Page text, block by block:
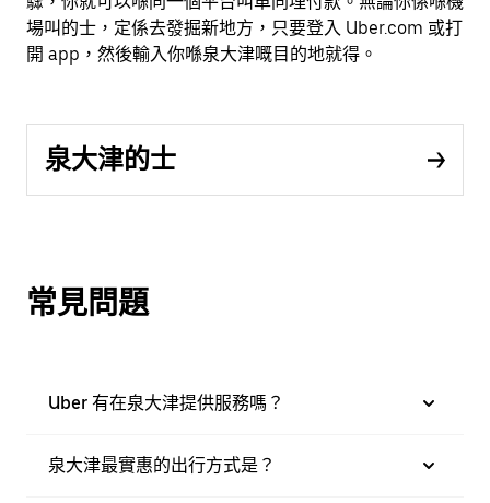
場叫的士，定係去發掘新地方，只要登入 Uber.com 或打
開 app，然後輸入你喺泉大津嘅目的地就得。
泉大津的士
常見問題
Uber 有在泉大津提供服務嗎？
泉大津最實惠的出行方式是？